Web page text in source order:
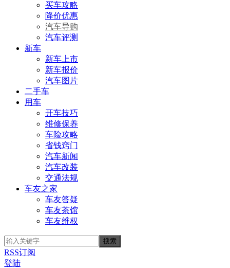
买车攻略
降价优惠
汽车导购
汽车评测
新车
新车上市
新车报价
汽车图片
二手车
用车
开车技巧
维修保养
车险攻略
省钱窍门
汽车新闻
汽车改装
交通法规
车友之家
车友答疑
车友茶馆
车友维权
RSS订阅
登陆